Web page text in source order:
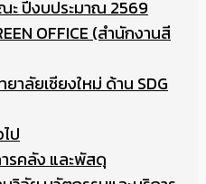
ะ ปีงบประมาณ 2569
OFFICE (สำนักงานสี
าลัยเชียงใหม่ ด้าน SDG
ป
รคลัง และพัสดุ